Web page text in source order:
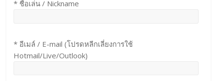
* ชื่อเล่น / Nickname
* อีเมล์ / E-mail (โปรดหลีกเลี่ยงการใช้
Hotmail/Live/Outlook)